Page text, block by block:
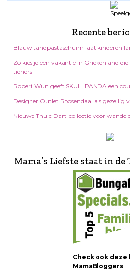
Recente
Blauw tandpastaschuim laat kinderen
Zo kies je een vakantie in Griekenland
tieners
Robert Wun geeft SKULLPANDA een
Designer Outlet Roosendaal als gezellig
Nieuwe Thule Dart-collectie voor
Mama’s Liefste staat in de
Check ook deze
MamaBloggers